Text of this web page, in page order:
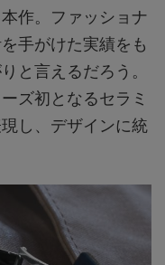
作。ファッショナ
手がけた実績をも
と言えるだろう。
ズ初となるセラミ
し、デザインに統